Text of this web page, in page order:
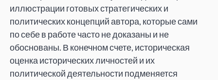
иллюстрации готовых стратегических и
политических концепций автора, которые сами
по себе в работе часто не доказаны и не
обоснованы. В конечном счете, историческая
оценка исторических личностей и их
политической деятельности подменяется